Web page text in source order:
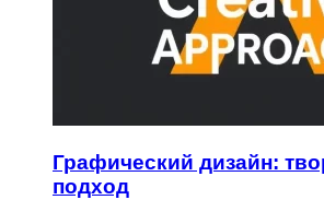
Графический дизайн:
подход